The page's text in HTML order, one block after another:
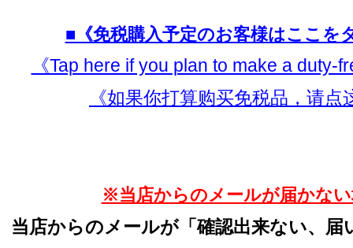
■《免税購入予定のお客様はここを
《Tap here if you plan to make a duty-
《如果你打算购买免税品，请点
※当店からのメールが届かな
当店からのメールが「確認出来ない、届